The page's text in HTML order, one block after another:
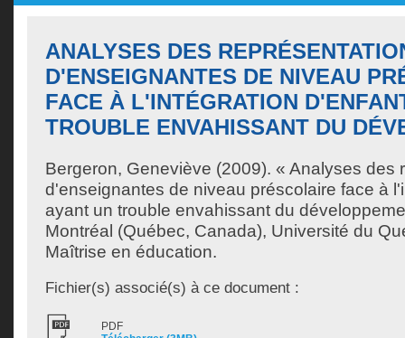
ANALYSES DES
D'ENSEIGNANTES DE NIVEAU
FACE À L'INTÉGRATION
TROUBLE ENVAHISSANT DU
Bergeron, Geneviève (2009). « Analyses des
d'enseignantes de niveau préscolaire face à
ayant un trouble envahissant du
Montréal (Québec, Canada), Université du
Maîtrise en éducation.
Fichier(s) associé(s) à ce document :
PDF